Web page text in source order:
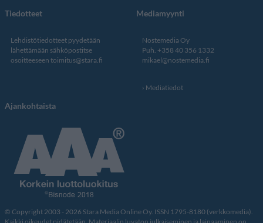
Tiedotteet
Lehdistötiedotteet pyydetään
lähettämään sähköpostitse
osoitteeseen toimitus@stara.fi
Mediamyynti
Nostemedia Oy
Puh. +358 40 356 1332
mikael@nostemedia.fi
Mediatiedot
Ajankohtaista
© Copyright 2003 - 2026 Stara Media Online Oy. ISSN 1795-8180 (verkkomedia).